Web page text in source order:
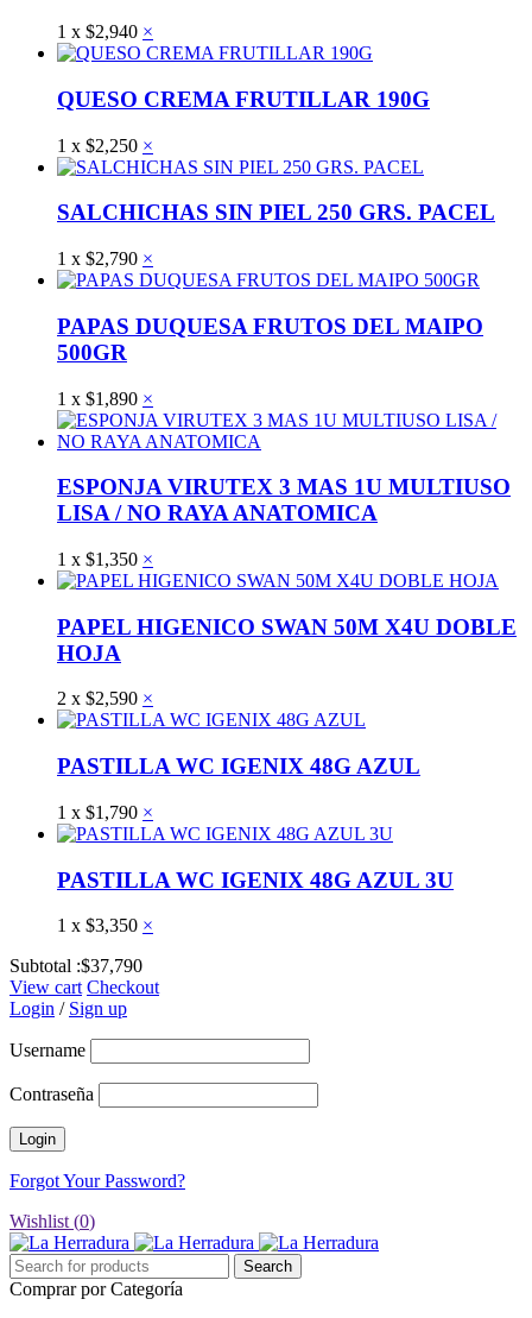
1 x $2,940 ×
QUESO CREMA FRUTILLAR 190G
1 x $2,250 ×
SALCHICHAS SIN PIEL 250 GRS. PACEL
1 x $2,790 ×
PAPAS DUQUESA FRUTOS DEL MAIPO
500GR
1 x $1,890 ×
ESPONJA VIRUTEX 3 MAS 1U MULTIUSO
LISA / NO RAYA ANATOMICA
1 x $1,350 ×
PAPEL HIGENICO SWAN 50M X4U DOBLE
HOJA
2 x $2,590 ×
PASTILLA WC IGENIX 48G AZUL
1 x $1,790 ×
PASTILLA WC IGENIX 48G AZUL 3U
1 x $3,350 ×
Subtotal :$37,790
View cart Checkout
Login / Sign up
Username
Contraseña
Forgot Your Password?
Wishlist (0)
Comprar por Categoría